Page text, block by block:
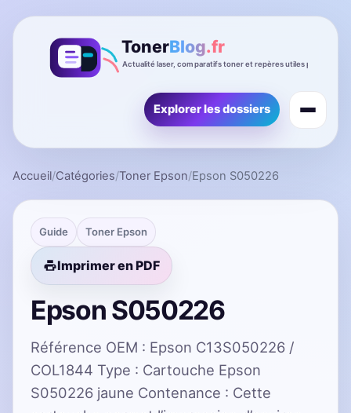
Explorer les dossiers
Accueil/Catégories/Toner Epson/Epson S050226
Guide Toner Epson
Imprimer en PDF
Epson S050226
Référence OEM : Epson C13S050226 /
COL1844 Type : Cartouche Epson
S050226 jaune Contenance : Cette